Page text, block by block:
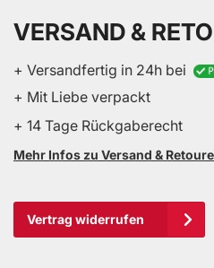
VERSAND &
+ Versandfertig in 24h bei
+ Mit Liebe verpackt
+ 14 Tage Rückgaberecht
Mehr Infos zu Versand &
Vertrag widerrufen